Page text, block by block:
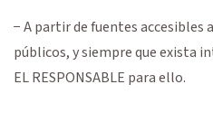
− A partir de fuentes
públicos, y siempre que exista
EL RESPONSABLE para ello.